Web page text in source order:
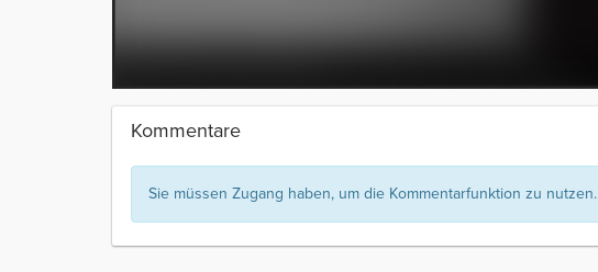
Kommentare
Sie müssen Zugang haben, um die Kommentarfunktion zu nutzen.